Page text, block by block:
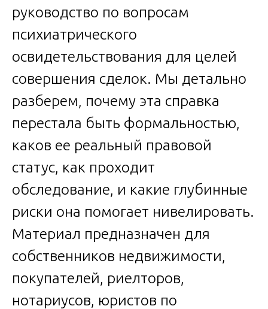
руководство по вопросам
психиатрического
освидетельствования для целей
совершения сделок. Мы детально
разберем, почему эта справка
перестала быть формальностью,
каков ее реальный правовой
статус, как проходит
обследование, и какие глубинные
риски она помогает нивелировать.
Материал предназначен для
собственников недвижимости,
покупателей, риелторов,
нотариусов, юристов по